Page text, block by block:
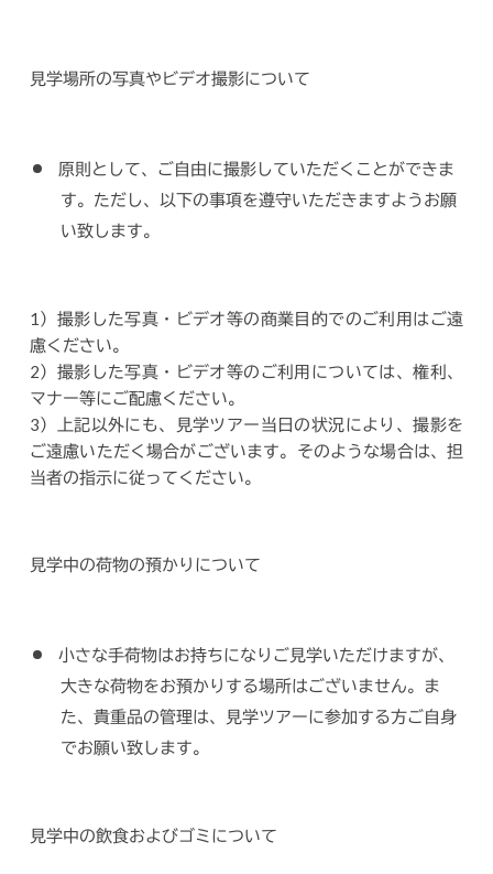
見学場所の写真やビデオ撮影について
原則として、ご自由に撮影していただくことができま
す。ただし、以下の事項を遵守いただきますようお願
い致します。
1）撮影した写真・ビデオ等の商業目的でのご利用はご遠
慮ください。
2）撮影した写真・ビデオ等のご利用については、権利、
マナー等にご配慮ください。
3）上記以外にも、見学ツアー当日の状況により、撮影を
ご遠慮いただく場合がございます。そのような場合は、担
当者の指示に従ってください。
見学中の荷物の預かりについて
小さな手荷物はお持ちになりご見学いただけますが、
大きな荷物をお預かりする場所はございません。ま
た、貴重品の管理は、見学ツアーに参加する方ご自身
でお願い致します。
見学中の飲食およびゴミについて